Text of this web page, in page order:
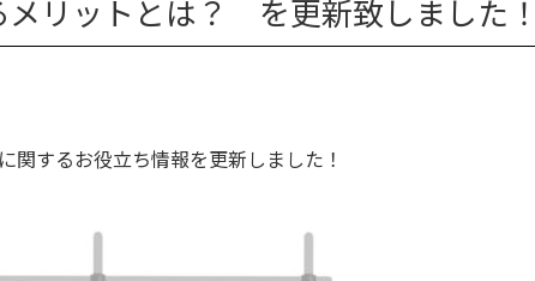
メリットとは？ を更新致しました！
するお役立ち情報を更新しました！